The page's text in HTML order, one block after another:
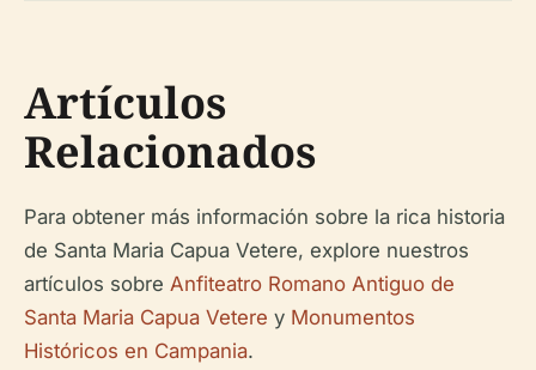
Artículos
Relacionados
Para obtener más información sobre la rica historia
de Santa Maria Capua Vetere, explore nuestros
artículos sobre Anfiteatro Romano Antiguo de
Santa Maria Capua Vetere y Monumentos
Históricos en Campania.